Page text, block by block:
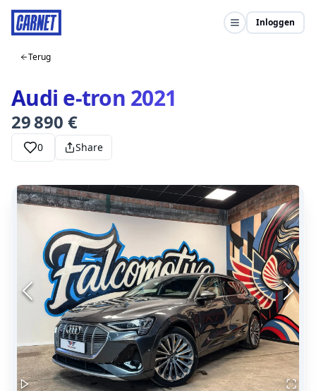
Inloggen
Terug
Audi e-tron 2021
29 890 €
0 Share